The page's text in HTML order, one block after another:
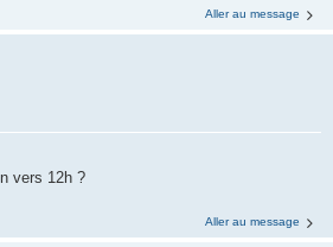
Aller au message
vers 12h ?
Aller au message